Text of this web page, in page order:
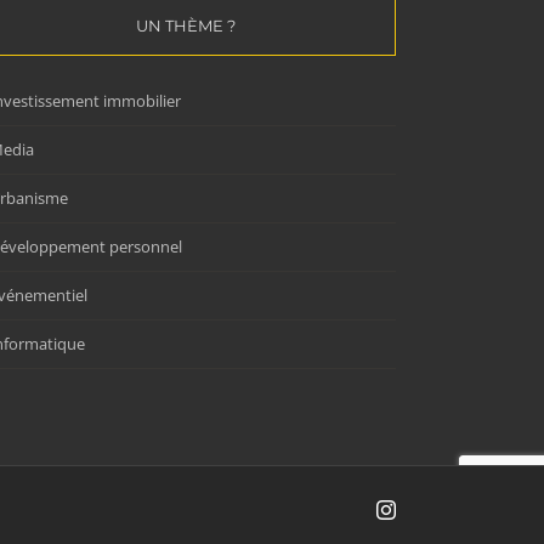
UN THÈME ?
immobilier
personnel
Instagram